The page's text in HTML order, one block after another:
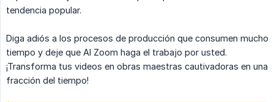
tendencia popular.
Diga adiós a los procesos de producción que consumen mucho
tiempo y deje que AI Zoom haga el trabajo por usted.
¡Transforma tus videos en obras maestras cautivadoras en una
fracción del tiempo!